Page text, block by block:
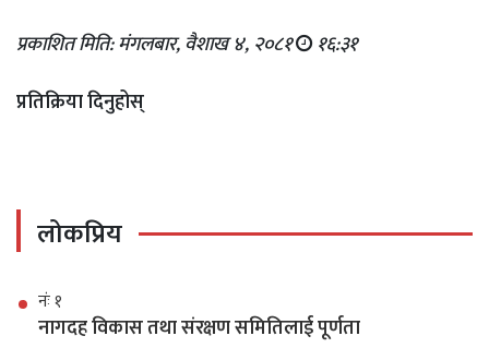
प्रकाशित मिति: मंगलबार, वैशाख ४, २०८१ १६:३१
प्रतिक्रिया दिनुहोस्
लोकप्रिय
नंः १
नागदह विकास तथा संरक्षण समितिलाई पूर्णता